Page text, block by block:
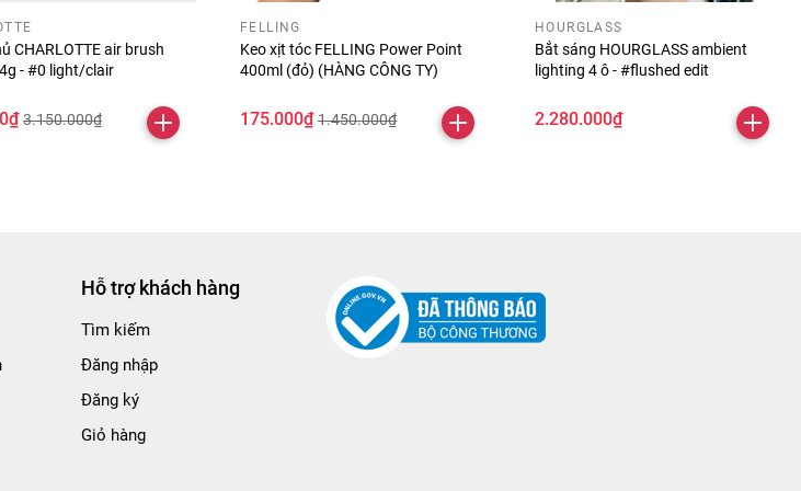
CHARLOTTE air brush
- #0 light/clair
3.150.000₫
FELLING
Keo xịt tóc FELLING Power Point
400ml (đỏ) (HÀNG CÔNG TY)
175.000₫ 1.450.000₫
HOURGLASS
Bắt sáng HOURGLASS ambient
lighting 4 ô - #flushed edit
2.280.000₫
Hỗ trợ khách hàng
Tìm kiếm
Đăng nhập
Đăng ký
Giỏ hàng